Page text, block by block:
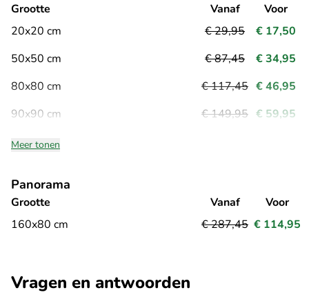
Vragen en antwoorden
Grootte
20x20 cm
50x50 cm
80x80 cm
90x90 cm
Vanaf
€ 29,95
€ 87,45
€ 117,45
€ 149,95
Voor
€ 17,50
€ 34,95
€ 46,95
€ 59,95
Meer tonen
Panorama
Grootte
160x80 cm
Vanaf
€ 287,45
Voor
€ 114,95